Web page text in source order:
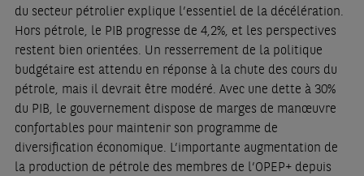
du secteur pétrolier explique l’essentiel de la décélération.
Hors pétrole, le PIB progresse de 4,2%, et les perspectives
restent bien orientées. Un resserrement de la politique
budgétaire est attendu en réponse à la chute des cours du
pétrole, mais il devrait être modéré. Avec une dette à 30%
du PIB, le gouvernement dispose de marges de manœuvre
confortables pour maintenir son programme de
diversification économique. L’importante augmentation de
la production de pétrole des membres de l’OPEP+ depuis